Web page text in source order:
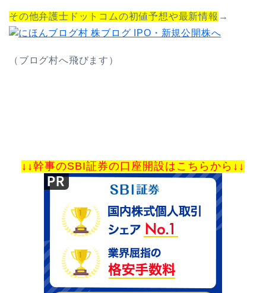
その他弁護士ドットコムの初値予想や最新情報 →
（ブログ村へ飛びます）
↓↓幹事のSBI証券の口座開設はこちらから↓↓